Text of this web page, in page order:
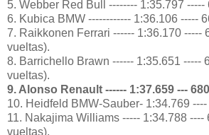
5. Webber Red Bull -------- 1:35.797
6. Kubica BMW ------------ 1:36.106 -----
7. Raikkonen Ferrari ------ 1:36.170 -----
vueltas).
8. Barrichello Brawn ------ 1:35.651 -----
vueltas).
9. Alonso Renault ------ 1:37.659 ---
10. Heidfeld BMW-Sauber- 1:34.769
11. Nakajima Williams ----- 1:34.788 ----
vueltas).